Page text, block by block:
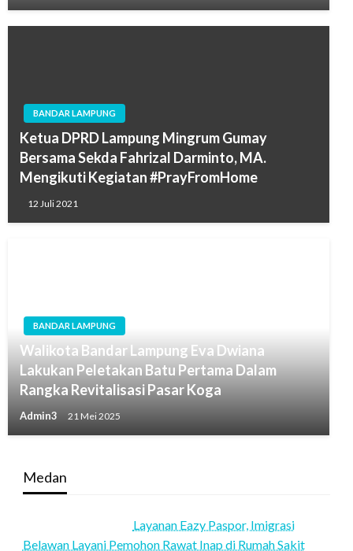
BANDAR LAMPUNG
Ketua DPRD Lampung Mingrum Gumay
Bersama Sekda Fahrizal Darminto, MA.
Mengikuti Kegiatan #PrayFromHome
12 Juli 2021
BANDAR LAMPUNG
Walikota Bandar Lampung Eva Dwiana
Lakukan Peletakan Batu Pertama Dalam
Rangka Revitalisasi Pasar Koga
Admin3 21 Mei 2025
Medan
Layanan Eazy Paspor, Imigrasi
Belawan Layani Pemohon Rawat Inap di Rumah Sakit